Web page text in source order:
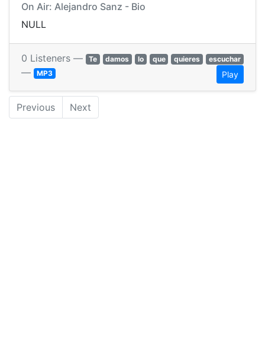
On Air: Alejandro Sanz - Bio
NULL
0 Listeners — Te damos lo que quieres escuchar
— MP3 Play
Previous Next